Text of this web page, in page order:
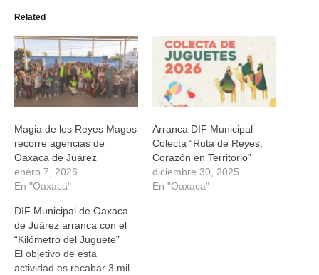
abre
una
ventana
nueva)
una
ventana
nueva)
una
ventana
nueva)
una
ventana
nueva)
Related
Magia de los Reyes Magos
recorre agencias de
Oaxaca de Juárez
enero 7, 2026
En "Oaxaca"
Arranca DIF Municipal
Colecta “Ruta de Reyes,
Corazón en Territorio”
diciembre 30, 2025
En "Oaxaca"
DIF Municipal de Oaxaca
de Juárez arranca con el
“Kilómetro del Juguete”
El objetivo de esta
actividad es recabar 3 mil